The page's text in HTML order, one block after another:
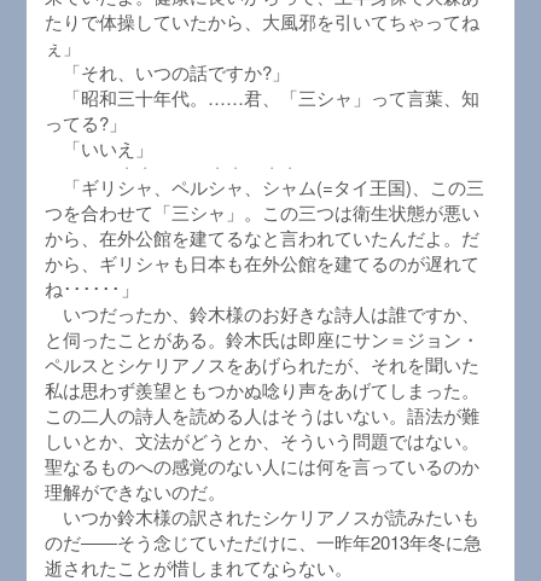
たりで体操していたから、大風邪を引いてちゃってね
ぇ」
「それ、いつの話ですか?」
「昭和三十年代。……君、「三シャ」って言葉、知
ってる?」
「いいえ」
「ギリ シャ
・・
、ペルシャ
・・
シャ
・・
ム(=タイ王国)、この三
つを合わせて「三シャ」。この三つは衛生状態が悪い
から、在外公館を建てるなと言われていたんだよ。だ
から、ギリシャも日本も在外公館を建てるのが遅れて
ね･･････」
いつだったか、鈴木様のお好きな詩人は誰ですか、
と伺ったことがある。鈴木氏は即座にサン＝ジョン・
ペルスとシケリアノスをあげられたが、それを聞いた
私は思わず羨望ともつかぬ唸り声をあげてしまった。
この二人の詩人を読める人はそうはいない。語法が難
しいとか、文法がどうとか、そういう問題ではない。
聖なるものへの感覚のない人には何を言っているのか
理解ができないのだ。
いつか鈴木様の訳されたシケリアノスが読みたいも
のだ――そう念じていただけに、一昨年2013年冬に急
逝されたことが惜しまれてならない。